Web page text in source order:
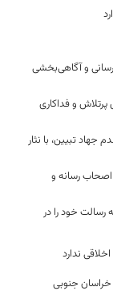
و آگاهی‌بخشی
پرتلاش و فداکاری
تبیین، با نثار
اصحاب رسانه و
خود را در
ندارد
خراسان جنوبی